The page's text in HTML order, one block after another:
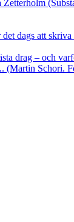
dags att
drag – och
(Martin Schori.